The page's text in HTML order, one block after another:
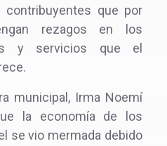
que por
rezagos en los
y servicios que el
municipal, Irma Noemí
la economía de los
se vio mermada debido